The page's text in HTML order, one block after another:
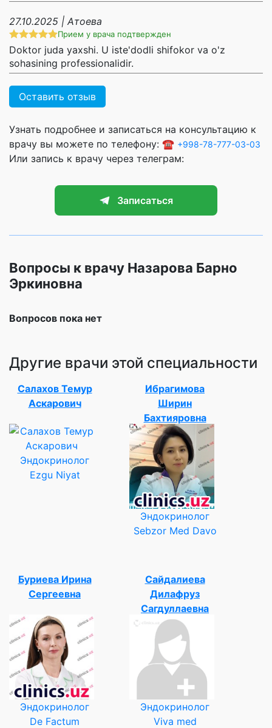
27.10.2025 | Атоева
Прием у врача подтвержден
Doktor juda yaxshi. U iste'dodli shifokor va o'z
sohasining professionalidir.
Оставить отзыв
Узнать подробнее и записаться на консультацию к
врачу вы можете по телефону: ☎️ +998-78-777-03-03
Или запись к врачу через телеграм:
Записаться
Вопросы к врачу Назарова Барно
Эркиновна
Вопросов пока нет
Другие врачи этой специальности
Салахов Темур
Аскарович
Эндокринолог
Ezgu Niyat
Ибрагимова
Ширин
Бахтияровна
Эндокринолог
Sebzor Med Davo
Буриева Ирина
Сергеевна
Эндокринолог
De Factum
Сайдалиева
Дилафруз
Сагдуллаевна
Эндокринолог
Viva med